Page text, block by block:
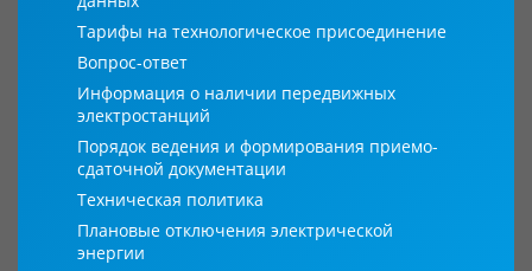
Тарифы на технологическое присоединение
Вопрос-ответ
Информация о наличии передвижных
электростанций
Порядок ведения и формирования приемо-
сдаточной документации
Техническая политика
Плановые отключения электрической
энергии